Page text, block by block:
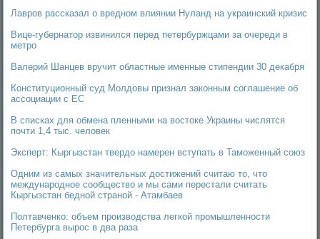
Лавров рассказал о вредном влиянии Нуланд на украинский кризис
Вице-губернатор извинился перед петербуржцами за очереди в
метро
Валерий Шанцев вручит областные именные стипендии 30 декабря
Конституционный суд Молдовы признал законным соглашение об
ассоциации с ЕС
В списках для обмена пленными на востоке Украины числятся
почти 1,4 тыс. человек
Эксперт: Кыргызстан твердо намерен вступать в Таможенный союз
Одним из самых значительных достижений считаю то, что
международное сообщество и мы сами перестали считать
Кыргызстан бедной страной - Атамбаев
Полтавченко: объем производства легкой промышленности
Петербурга вырос в два раза